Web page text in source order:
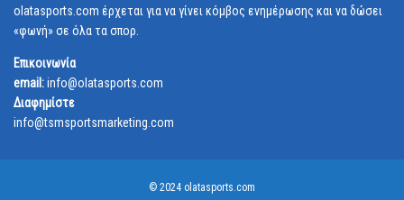
olatasports.com έρχεται για να γίνει κόμβος ενημέρωσης και να δώσει
«φωνή» σε όλα τα σπορ.
Επικοινωνία
email:info@olatasports.com
Διαφημίστε
info@tsmsportsmarketing.com
© 2024 olatasports.com